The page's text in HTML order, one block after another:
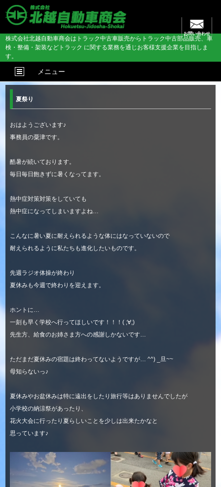
お問い合わせ
株式会社北越自動車商会はトラック中古車販売からトラック中古部品販売、車
検・整備・架装などトラック に関する業務を通じお客様支援企業を目指しま
す。
メニュー
夏祭り
おはようございます♪
事務員の粟津です。
酷暑が続いております。
毎日毎日飽きずに暑くなってます。
熱中症対策対策をしていても
熱中症になってしまいますよね…
こんなに暑い夏に耐えられるような体にはなっていないので
耐えられるように私たちも進化したいものです。
先週ラジオ体操が終わり
夏休みも今週で終わりを迎えます。
ホントに…
一刻も早く学校へ行ってほしいです！！！( ;∀;)
先生方、給食のお姉さま方への感謝しかないです…
ただまだ夏休みの宿題は終わってないようですが… ^^) _旦~~
母知らないっ♪
夏休みやお盆休みは特に遠出をしたり旅行等はありませんでしたが
小学校の納涼祭があったり、
花火大会に行ったり夏らしいことを少しは出来たかなと
思っています♪